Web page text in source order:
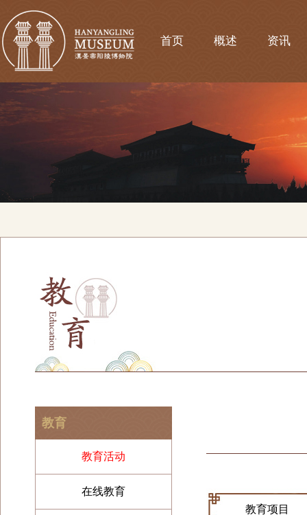
首页 概述 资讯
教育
教育活动
在线教育
教育项目